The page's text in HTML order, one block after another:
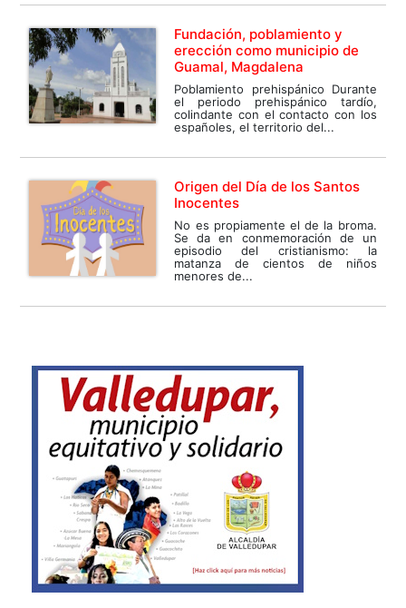
Fundación, poblamiento y
erección como municipio de
Guamal, Magdalena
Poblamiento prehispánico Durante
el periodo prehispánico tardío,
colindante con el contacto con los
españoles, el territorio del...
Origen del Día de los Santos
Inocentes
No es propiamente el de la broma.
Se da en conmemoración de un
episodio del cristianismo: la
matanza de cientos de niños
menores de...